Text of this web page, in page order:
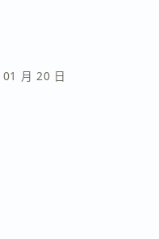
月 20 日